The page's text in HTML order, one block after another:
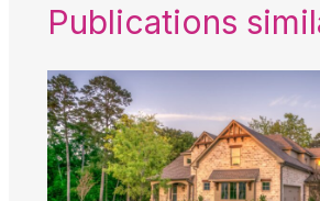
Publications